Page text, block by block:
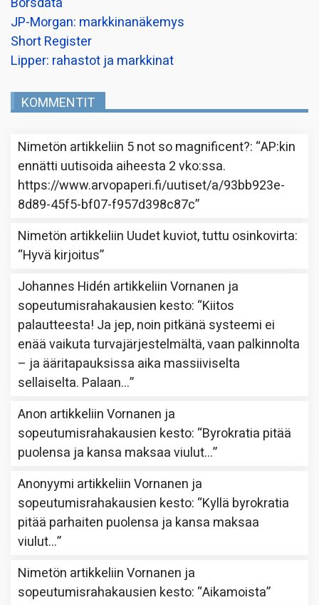
JP-Morgan: markkinanäkemys
Short Register
Lipper: rahastot ja markkinat
KOMMENTIT
Nimetön artikkeliin 5 not so magnificent?: “AP:kin
ennätti uutisoida aiheesta 2 vko:ssa.
https://www.arvopaperi.fi/uutiset/a/93bb923e-
8d89-45f5-bf07-f957d398c87c”
Nimetön artikkeliin Uudet kuviot, tuttu osinkovirta:
“Hyvä kirjoitus”
Johannes Hidén artikkeliinVornanen ja
sopeutumisrahakausien kesto: “Kiitos
palautteesta! Ja jep, noin pitkänä systeemi ei
enää vaikuta turvajärjestelmältä, vaan palkinnolta
– ja ääritapauksissa aika massiiviselta
sellaiselta. Palaan…”
Anon artikkeliinVornanen ja
sopeutumisrahakausien kesto: “Byrokratia pitää
puolensa ja kansa maksaa viulut…”
Anonyymi artikkeliinVornanen ja
sopeutumisrahakausien kesto: “Kyllä byrokratia
pitää parhaiten puolensa ja kansa maksaa
viulut…”
Nimetön artikkeliinVornanen ja
sopeutumisrahakausien kesto: “Aikamoista”